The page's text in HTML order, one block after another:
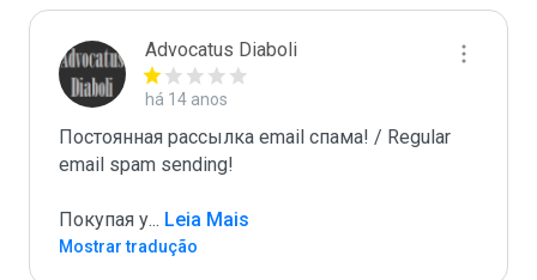
Advocatus Diaboli
há 14 anos
Постоянная рассылка email спама! / Regular
email spam sending!
Покупая у... Leia Mais
Mostrar tradução